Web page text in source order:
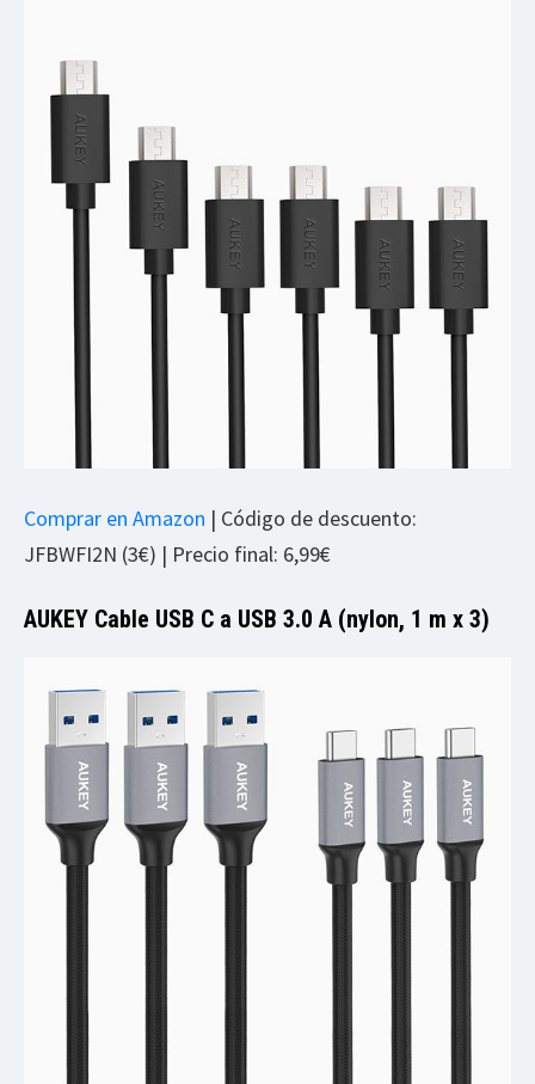
Comprar en Amazon | Código de descuento:
JFBWFI2N (3€) | Precio final: 6,99€
AUKEY Cable USB C a USB 3.0 A (nylon, 1 m x 3)